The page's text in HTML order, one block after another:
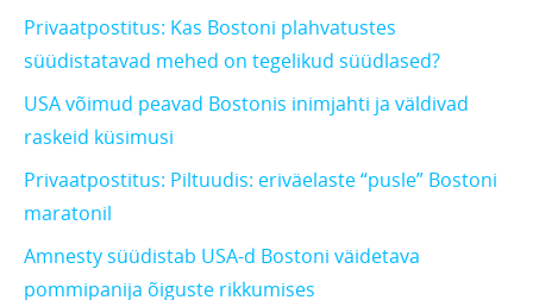
Privaatpostitus: Kas Bostoni plahvatustes
süüdistatavad mehed on tegelikud süüdlased?
USA võimud peavad Bostonis inimjahti ja väldivad
raskeid küsimusi
Privaatpostitus: Piltuudis: eriväelaste “pusle” Bostoni
maratonil
Amnesty süüdistab USA-d Bostoni väidetava
pommipanija õiguste rikkumises